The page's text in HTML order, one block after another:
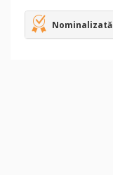
Nominalizată